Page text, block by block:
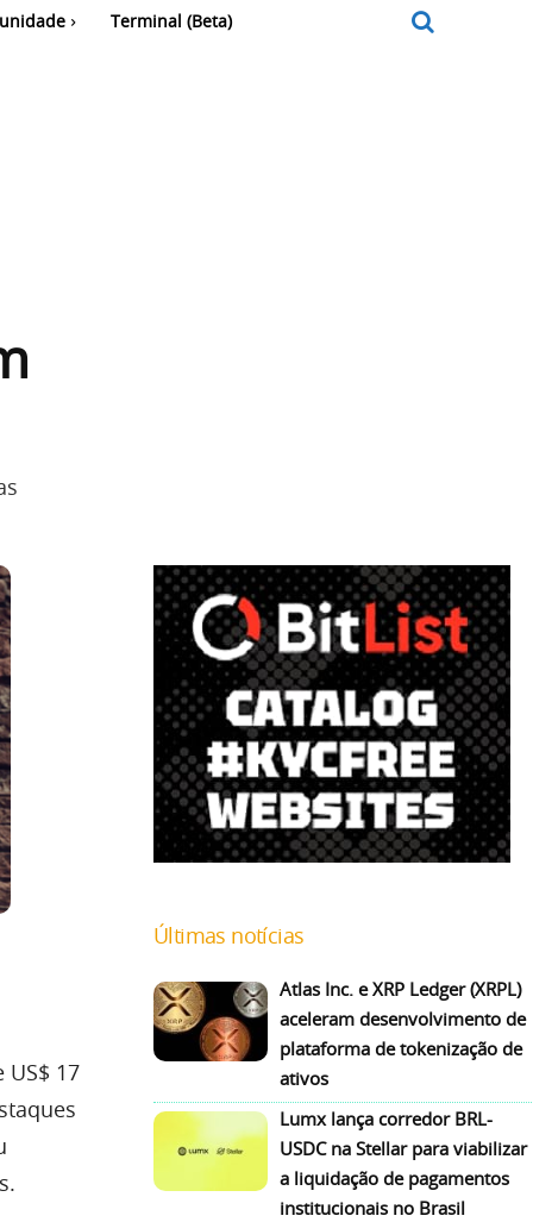
Terminal (Beta)
17
Últimas notícias
Atlas Inc. e XRP Ledger (XRPL)
aceleram desenvolvimento de
plataforma de tokenização de
ativos
Lumx lança corredor BRL-
USDC na Stellar para viabilizar
a liquidação de pagamentos
institucionais no Brasil